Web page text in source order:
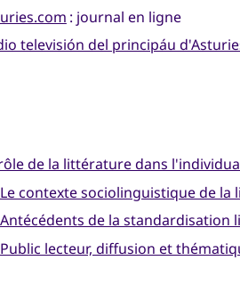
: journal en ligne
televisión del principáu
de la littérature dans
Le contexte sociolinguistique de
Antécédents de la standardisation
Public lecteur, diffusion et